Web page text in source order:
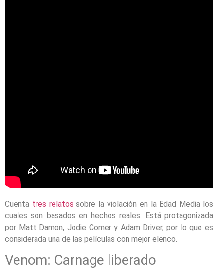
Cuenta tres relatos sobre la violación en la Edad Media los
cuales son basados en hechos reales. Está protagonizada
por Matt Damon, Jodie Comer y Adam Driver, por lo que es
considerada una de las películas con mejor elenco.
Venom: Carnage liberado